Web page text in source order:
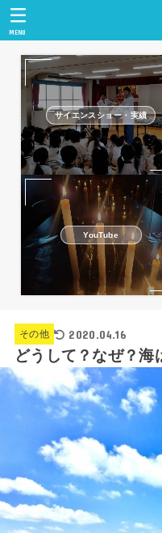
MENU
サイエンスショー・実績
YouTube
その他 2020.04.16
どうして？なぜ？海